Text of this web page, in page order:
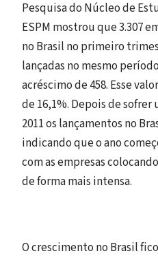
Pesquisa do Núcleo de
ESPM mostrou que 3.307
no Brasil no primeiro
lançadas no mesmo
acréscimo de 458. Esse
de 16,1%. Depois de sofrer
2011 os lançamentos no
indicando que o ano
com as empresas
de forma mais intensa.
O crescimento no Brasil